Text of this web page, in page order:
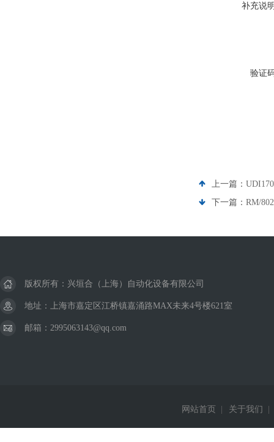
补充说
验证
上一篇：
下一篇： RM/
版权所有：兴垣合（上海）自动化设备有限公司
地址：上海市嘉定区江桥镇嘉涌路MAX未来4号楼621室
邮箱：2995063143@qq.com
网站首页 关于我们